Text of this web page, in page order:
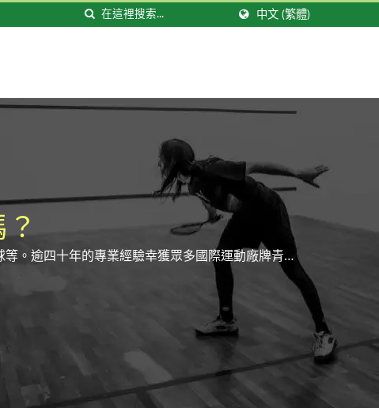
中文 (繁體)
。逾四十年的專業經驗幸獲眾多國際運動廠牌青
。